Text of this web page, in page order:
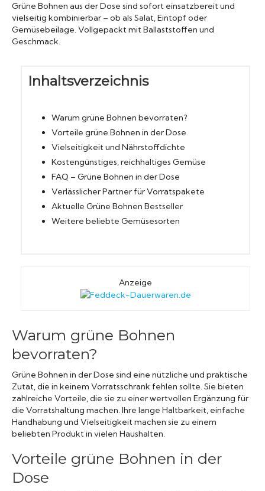
Marmelade
Grüne Bohnen aus der Dose sind sofort einsatzbereit und
vielseitig kombinierbar – ob als Salat, Eintopf oder
Gemüsebeilage. Vollgepackt mit Ballaststoffen und
Geschmack.
Inhaltsverzeichnis
Warum grüne Bohnen bevorraten?
Vorteile grüne Bohnen in der Dose
Vielseitigkeit und Nährstoffdichte
Kostengünstiges, reichhaltiges Gemüse
FAQ – Grüne Bohnen in der Dose
Verlässlicher Partner für Vorratspakete
Aktuelle Grüne Bohnen Bestseller
Weitere beliebte Gemüsesorten
Anzeige
Warum grüne Bohnen
bevorraten?
Grüne Bohnen in der Dose sind eine nützliche und praktische
Zutat, die in keinem Vorratsschrank fehlen sollte. Sie bieten
zahlreiche Vorteile, die sie zu einer wertvollen Ergänzung für
die Vorratshaltung machen. Ihre lange Haltbarkeit, einfache
Handhabung und Vielseitigkeit machen sie zu einem
beliebten Produkt in vielen Haushalten.
Vorteile grüne Bohnen in der
Dose